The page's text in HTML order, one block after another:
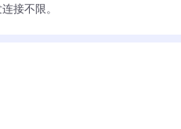
接不限。